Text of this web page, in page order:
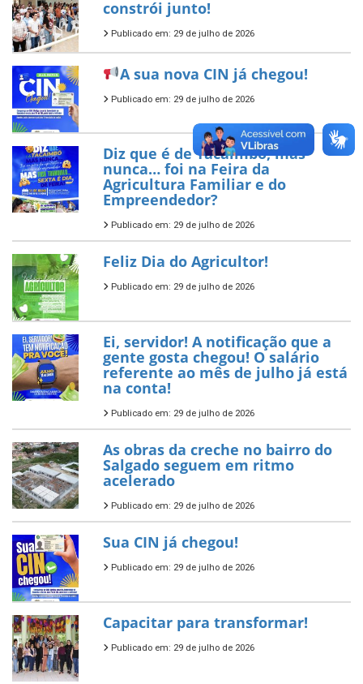
constrói junto!
Publicado em: 29 de julho de 2026
A sua nova CIN já chegou!
Publicado em: 29 de julho de 2026
Diz que é de Tacaimbó, mas
nunca… foi na Feira da
Agricultura Familiar e do
Empreendedor?
Publicado em: 29 de julho de 2026
Feliz Dia do Agricultor!
Publicado em: 29 de julho de 2026
Ei, servidor! A notificação que a
gente gosta chegou! O salário
referente ao mês de julho já está
na conta!
Publicado em: 29 de julho de 2026
As obras da creche no bairro do
Salgado seguem em ritmo
acelerado
Publicado em: 29 de julho de 2026
Sua CIN já chegou!
Publicado em: 29 de julho de 2026
Capacitar para transformar!
Publicado em: 29 de julho de 2026